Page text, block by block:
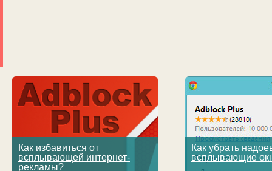
Как избавиться от
всплывающей интернет-
рекламы?
Как убрать
всплывающие